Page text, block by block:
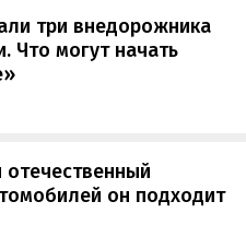
три внедорожника
Что могут начать
он подходит